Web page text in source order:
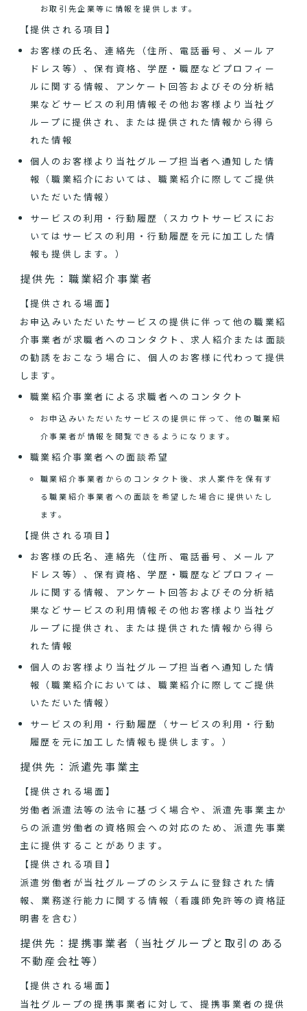
お取引先企業等に情報を提供します。
【提供される項目】
お客様の氏名、連絡先（住所、電話番号、メールア
ドレス等）、保有資格、学歴・職歴などプロフィー
ルに関する情報、アンケート回答およびその分析結
果などサービスの利用情報その他お客様より当社グ
ループに提供され、または提供された情報から得ら
れた情報
個人のお客様より当社グループ担当者へ通知した情
報（職業紹介においては、職業紹介に際してご提供
いただいた情報）
サービスの利用・行動履歴（スカウトサービスにお
いてはサービスの利用・行動履歴を元に加工した情
報も提供します。）
提供先：職業紹介事業者
【提供される場面】
お申込みいただいたサービスの提供に伴って他の職業紹
介事業者が求職者へのコンタクト、求人紹介または面談
の勧誘をおこなう場合に、個人のお客様に代わって提供
します。
職業紹介事業者による求職者へのコンタクト
お申込みいただいたサービスの提供に伴って、他の職業紹
介事業者が情報を閲覧できるようになります。
職業紹介事業者への面談希望
職業紹介事業者からのコンタクト後、求人案件を保有す
る職業紹介事業者への面談を希望した場合に提供いたし
ます。
【提供される項目】
お客様の氏名、連絡先（住所、電話番号、メールア
ドレス等）、保有資格、学歴・職歴などプロフィー
ルに関する情報、アンケート回答およびその分析結
果などサービスの利用情報その他お客様より当社グ
ループに提供され、または提供された情報から得ら
れた情報
個人のお客様より当社グループ担当者へ通知した情
報（職業紹介においては、職業紹介に際してご提供
いただいた情報）
サービスの利用・行動履歴（サービスの利用・行動
履歴を元に加工した情報も提供します。）
提供先：派遣先事業主
【提供される場面】
労働者派遣法等の法令に基づく場合や、派遣先事業主か
らの派遣労働者の資格照会への対応のため、派遣先事業
主に提供することがあります。
【提供される項目】
派遣労働者が当社グループのシステムに登録された情
報、業務遂行能力に関する情報（看護師免許等の資格証
明書を含む）
提供先：提携事業者（当社グループと取引のある
不動産会社等）
【提供される場面】
当社グループの提携事業者に対して、提携事業者の提供